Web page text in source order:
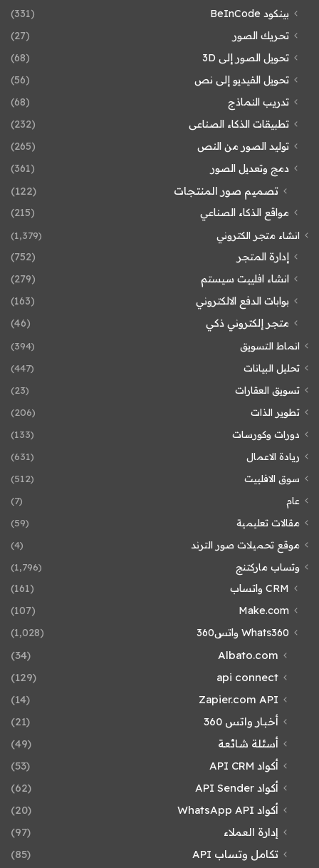
بينكود BeInCode
(331)
تحريك الصور
(27)
تحويل الصور إلى 3D
(68)
تحويل الفيديو إلى نص
(56)
تدريب النماذج
(68)
تطبيقات الذكاء الصناعى
(232)
توليد الصور من النص
(265)
دمج وتعديل الصور
(361)
تصميم صور المنتجات (122)
مواقع الذكاء الصناعي (215)
انشاء متجر الكتروني (1٬379)
إدارة المتجر
(752)
انشاء افلييت سيستم
(279)
بوابات الدفع الالكتروني
(163)
متجر إلكتروني ذكي
(46)
انماط التسويق
(394)
تحليل البيانات
(447)
تسويق العقارات
(23)
تطوير الذات
(206)
دورات وكورسات
(133)
ريادة الاعمال
(631)
سوق الافلييت
(512)
عام
(7)
مقالات تعليمية
(59)
موقع تحميلات صور الترند
(4)
وتساب ماركتنج
(1٬796)
CRM واتساب
(161)
Make.com
(107)
Whats360 واتس360
(1٬028)
Albato.com
(34)
api connect
(129)
Zapier.com API
(14)
أخبار واتس 360
(21)
أسئلة شائعة
(49)
أكواد API CRM
(53)
أكواد API Sender
(62)
أكواد WhatsApp API
(20)
إدارة العملاء
(97)
تكامل وتساب API
(85)